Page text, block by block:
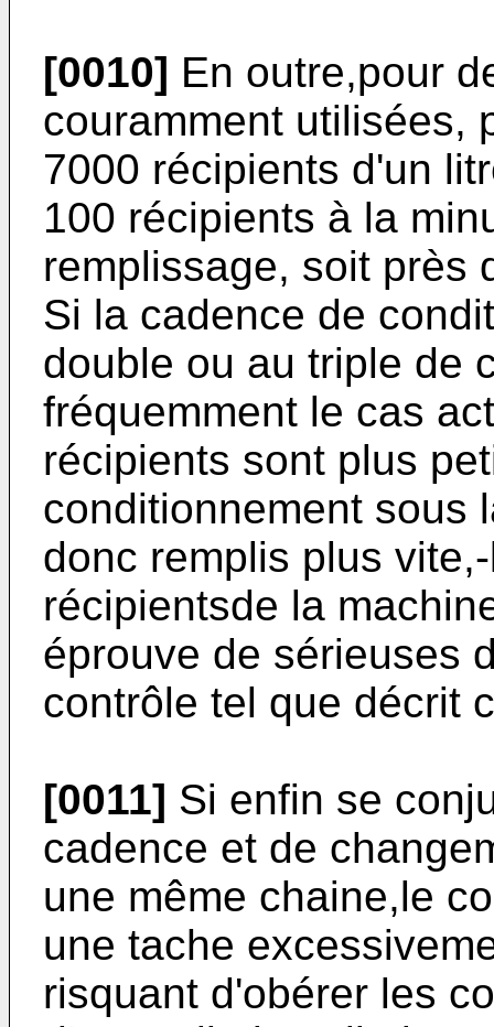
[0010] En outre,pour
couramment utilisées,
7000 récipients d'un
100 récipients à la
remplissage, soit près
Si la cadence de
double ou au triple de
fréquemment le cas
récipients sont plus
conditionnement sous
donc remplis plus
récipientsde la
éprouve de sérieuses
contrôle tel que décrit
[0011] Si enfin se
cadence et de
une même chaine,le
une tache
risquant d'obérer les